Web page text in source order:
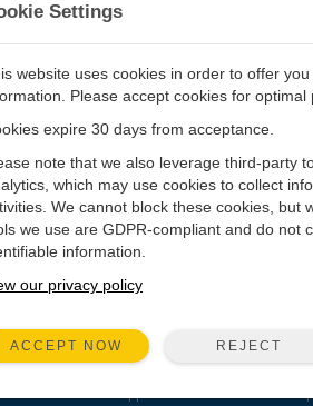
SCIENTIFIC
ョン
ニュースルーム
パートナー
Scientific Japan
Settings
website uses cookies in order to offer
Please accept cookies for optimal
expire 30 days from acceptance.
note that we also leverage third-party
which may use cookies to collect
We cannot block these cookies, but
we use are GDPR-compliant and do not
information.
our privacy policy
ACCEPT NOW REJECT